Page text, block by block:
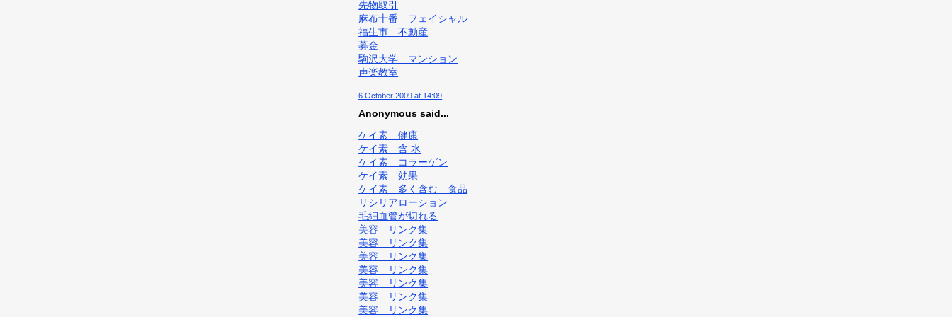
先物取引
麻布十番 フェイシャル
福生市 不動産
募金
駒沢大学 マンション
声楽教室
6 October 2009 at 14:09
Anonymous said...
ケイ素 健康
ケイ素 含 水
ケイ素 コラーゲン
ケイ素 効果
ケイ素 多く含む 食品
リシリアローション
毛細血管が切れる
美容 リンク集
美容 リンク集
美容 リンク集
美容 リンク集
美容 リンク集
美容 リンク集
美容 リンク集